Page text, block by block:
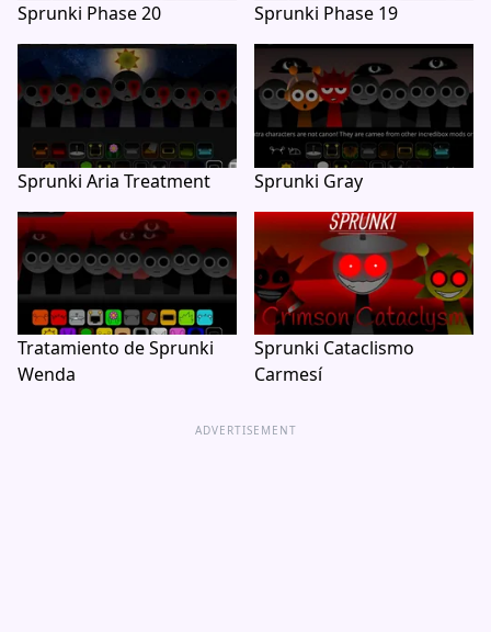
Sprunki Phase 20 Sprunki Phase 19
Sprunki Aria Treatment Sprunki Gray
Tratamiento de Sprunki
Wenda
Sprunki Cataclismo
Carmesí
ADVERTISEMENT